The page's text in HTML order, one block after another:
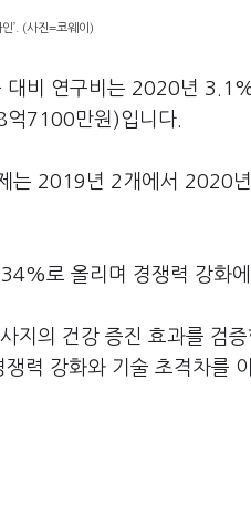
’. (사진=코웨이)
대비 연구비는 2020년
7100만원)입니다.
는 2019년 2개에서 2020
로 올리며 경쟁력 강화에
지의 건강 증진 효과를 검
력 강화와 기술 초격차를